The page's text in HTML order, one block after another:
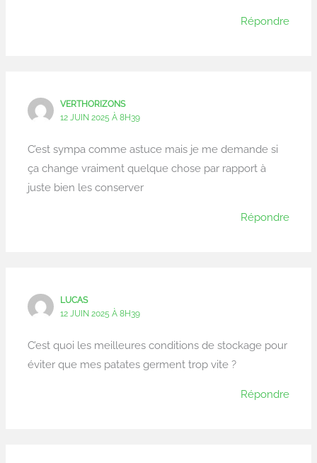
Répondre
VERTHORIZONS
12 JUIN 2025 À 8H39
C’est sympa comme astuce mais je me demande si
ça change vraiment quelque chose par rapport à
juste bien les conserver
Répondre
LUCAS
12 JUIN 2025 À 8H39
C’est quoi les meilleures conditions de stockage pour
éviter que mes patates germent trop vite ?
Répondre